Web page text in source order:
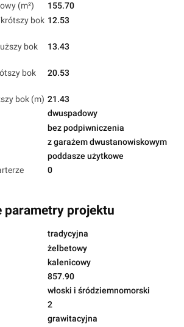
(m²)
155.70
bok 12.53
bok
13.43
bok
20.53
bok (m) 21.43
dwuspadowy
bez podpiwniczenia
z garażem dwustanowiskowym
poddasze użytkowe
0
parametry projektu
tradycyjna
żelbetowy
kalenicowy
857.90
włoski i śródziemnomorski
2
grawitacyjna